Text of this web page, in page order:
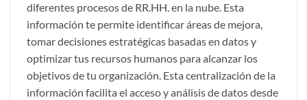
diferentes procesos de RR.HH. en la nube. Esta
información te permite identificar áreas de mejora,
tomar decisiones estratégicas basadas en datos y
optimizar tus recursos humanos para alcanzar los
objetivos de tu organización. Esta centralización de la
información facilita el acceso y análisis de datos desde